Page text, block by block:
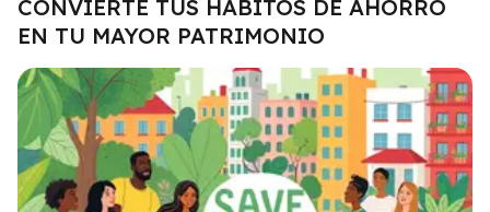
CONVIERTE TUS HÁBITOS DE AHORRO
EN TU MAYOR PATRIMONIO